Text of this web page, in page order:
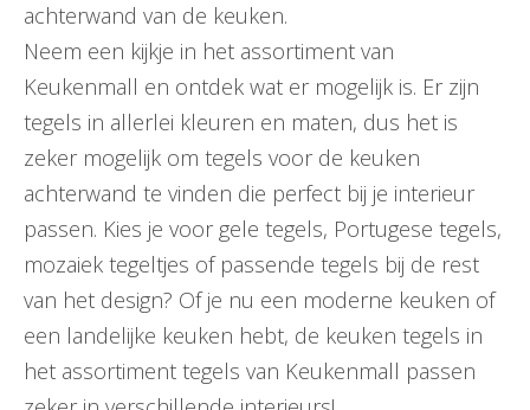
achterwand van de keuken.
Neem een kijkje in het assortiment van
Keukenmall en ontdek wat er mogelijk is. Er zijn
tegels in allerlei kleuren en maten, dus het is
zeker mogelijk om tegels voor de keuken
achterwand te vinden die perfect bij je interieur
passen. Kies je voor gele tegels, Portugese tegels,
mozaiek tegeltjes of passende tegels bij de rest
van het design? Of je nu een moderne keuken of
een landelijke keuken hebt, de keuken tegels in
het assortiment tegels van Keukenmall passen